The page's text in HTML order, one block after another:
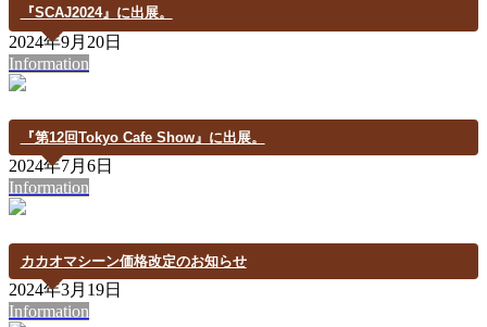
『SCAJ2024』に出展。
2024年9月20日
Information
『第12回Tokyo Cafe Show』に出展。
2024年7月6日
Information
カカオマシーン価格改定のお知らせ
2024年3月19日
Information